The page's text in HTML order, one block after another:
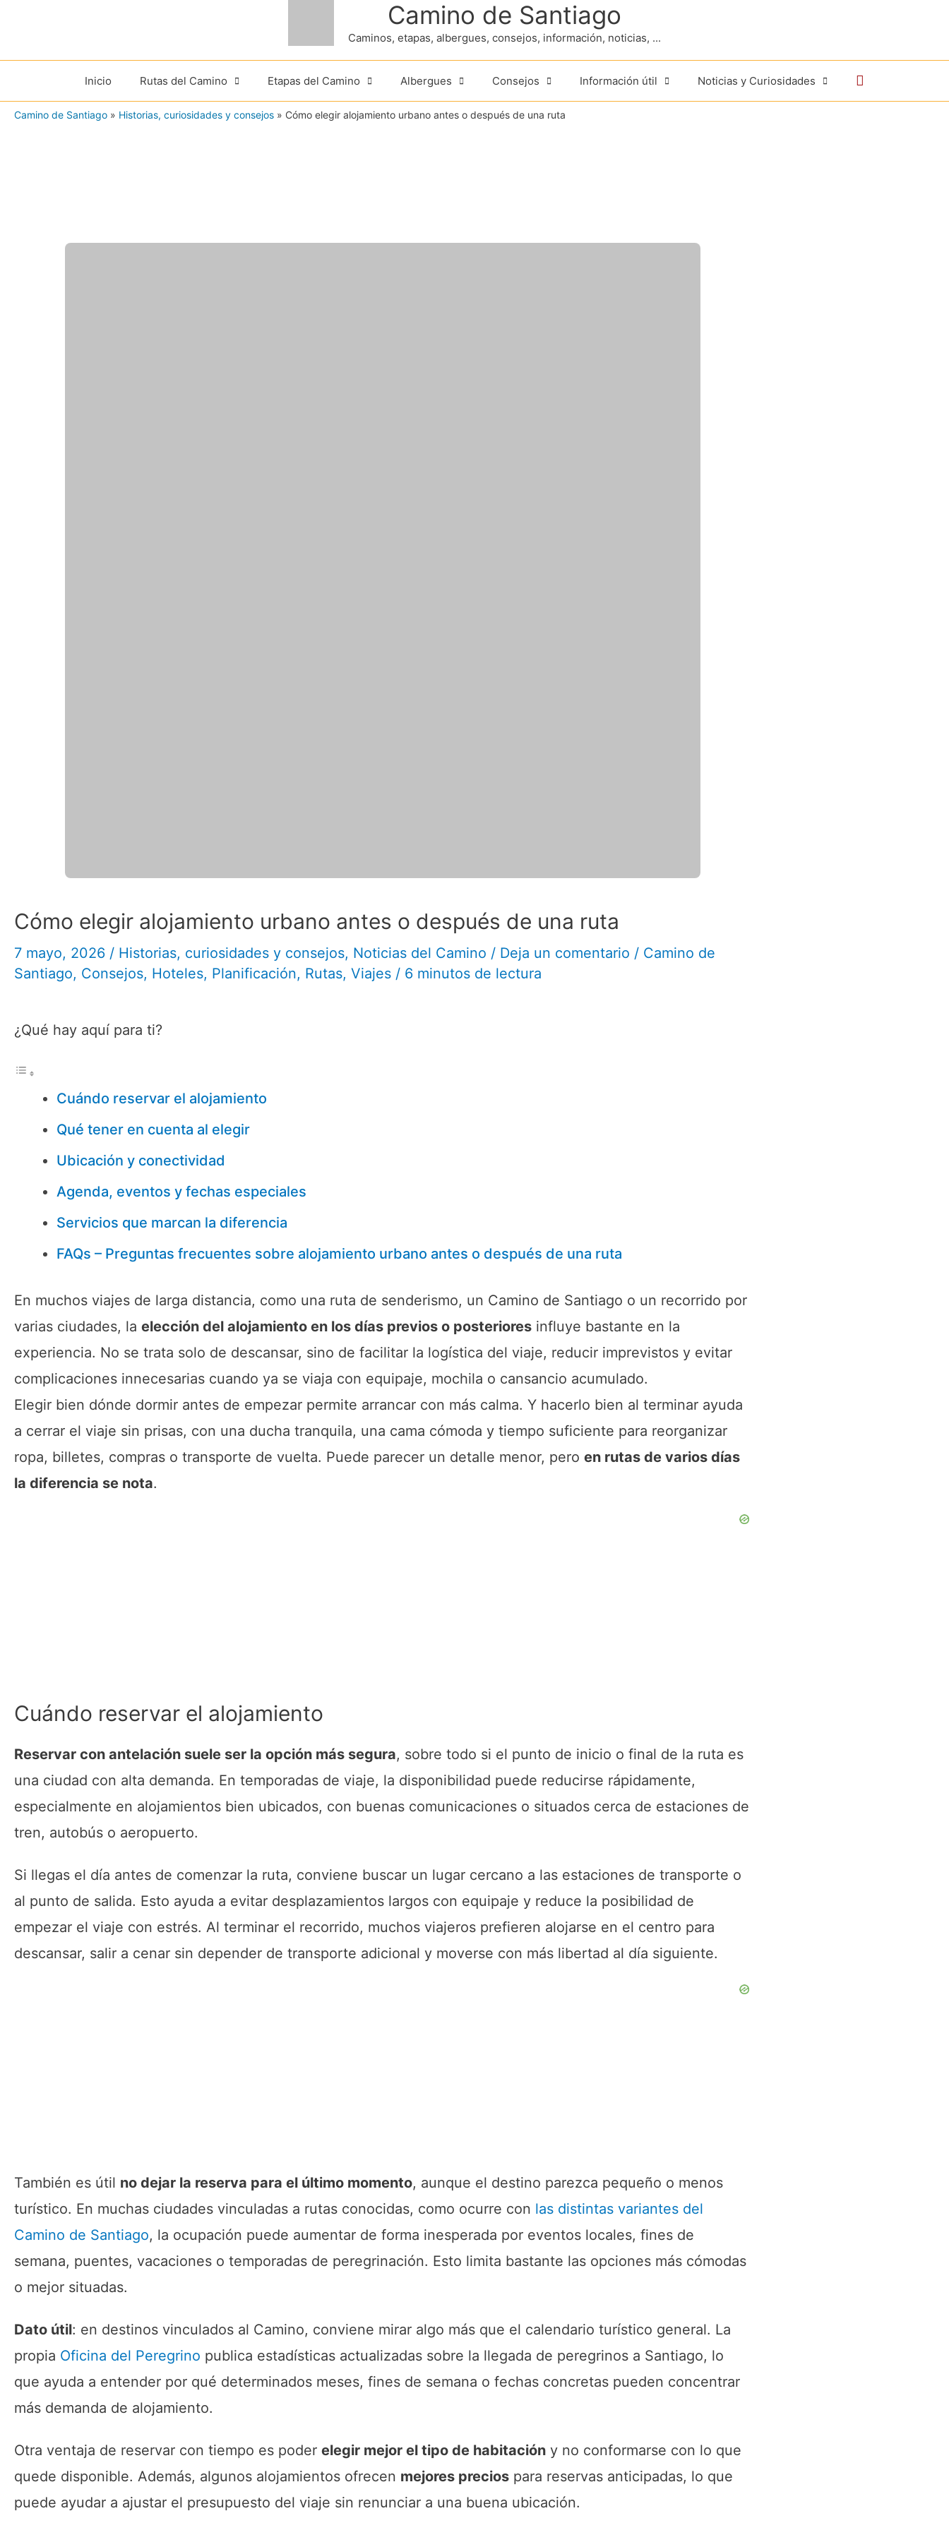
contenido
Camino de Santiago
Caminos, etapas, albergues, consejos, información, noticias, ...
Inicio Rutas del Camino Etapas del Camino Albergues Consejos Información útil Noticias y Curiosidades Buscar
Camino de Santiago » Historias, curiosidades y consejos » Cómo elegir alojamiento urbano antes o después de una ruta
Cómo elegir alojamiento urbano antes o después de una ruta
7 mayo, 2026 / Historias, curiosidades y consejos, Noticias del Camino / Deja un comentario / Camino de
Santiago, Consejos, Hoteles, Planificación, Rutas, Viajes / 6 minutos de lectura
¿Qué hay aquí para ti?
Cuándo reservar el alojamiento
Qué tener en cuenta al elegir
Ubicación y conectividad
Agenda, eventos y fechas especiales
Servicios que marcan la diferencia
FAQs – Preguntas frecuentes sobre alojamiento urbano antes o después de una ruta
En muchos viajes de larga distancia, como una ruta de senderismo, un Camino de Santiago o un recorrido por
varias ciudades, la elección del alojamiento en los días previos o posteriores influye bastante en la
experiencia. No se trata solo de descansar, sino de facilitar la logística del viaje, reducir imprevistos y evitar
complicaciones innecesarias cuando ya se viaja con equipaje, mochila o cansancio acumulado.
Elegir bien dónde dormir antes de empezar permite arrancar con más calma. Y hacerlo bien al terminar ayuda
a cerrar el viaje sin prisas, con una ducha tranquila, una cama cómoda y tiempo suficiente para reorganizar
ropa, billetes, compras o transporte de vuelta. Puede parecer un detalle menor, pero en rutas de varios días
la diferencia se nota.
Cuándo reservar el alojamiento
Reservar con antelación suele ser la opción más segura, sobre todo si el punto de inicio o final de la ruta es
una ciudad con alta demanda. En temporadas de viaje, la disponibilidad puede reducirse rápidamente,
especialmente en alojamientos bien ubicados, con buenas comunicaciones o situados cerca de estaciones de
tren, autobús o aeropuerto.
Si llegas el día antes de comenzar la ruta, conviene buscar un lugar cercano a las estaciones de transporte o
al punto de salida. Esto ayuda a evitar desplazamientos largos con equipaje y reduce la posibilidad de
empezar el viaje con estrés. Al terminar el recorrido, muchos viajeros prefieren alojarse en el centro para
descansar, salir a cenar sin depender de transporte adicional y moverse con más libertad al día siguiente.
También es útil no dejar la reserva para el último momento, aunque el destino parezca pequeño o menos
turístico. En muchas ciudades vinculadas a rutas conocidas, como ocurre con las distintas variantes del
Camino de Santiago, la ocupación puede aumentar de forma inesperada por eventos locales, fines de
semana, puentes, vacaciones o temporadas de peregrinación. Esto limita bastante las opciones más cómodas
o mejor situadas.
Dato útil: en destinos vinculados al Camino, conviene mirar algo más que el calendario turístico general. La
propia Oficina del Peregrino publica estadísticas actualizadas sobre la llegada de peregrinos a Santiago, lo
que ayuda a entender por qué determinados meses, fines de semana o fechas concretas pueden concentrar
más demanda de alojamiento.
Otra ventaja de reservar con tiempo es poder elegir mejor el tipo de habitación y no conformarse con lo que
quede disponible. Además, algunos alojamientos ofrecen mejores precios para reservas anticipadas, lo que
puede ayudar a ajustar el presupuesto del viaje sin renunciar a una buena ubicación.